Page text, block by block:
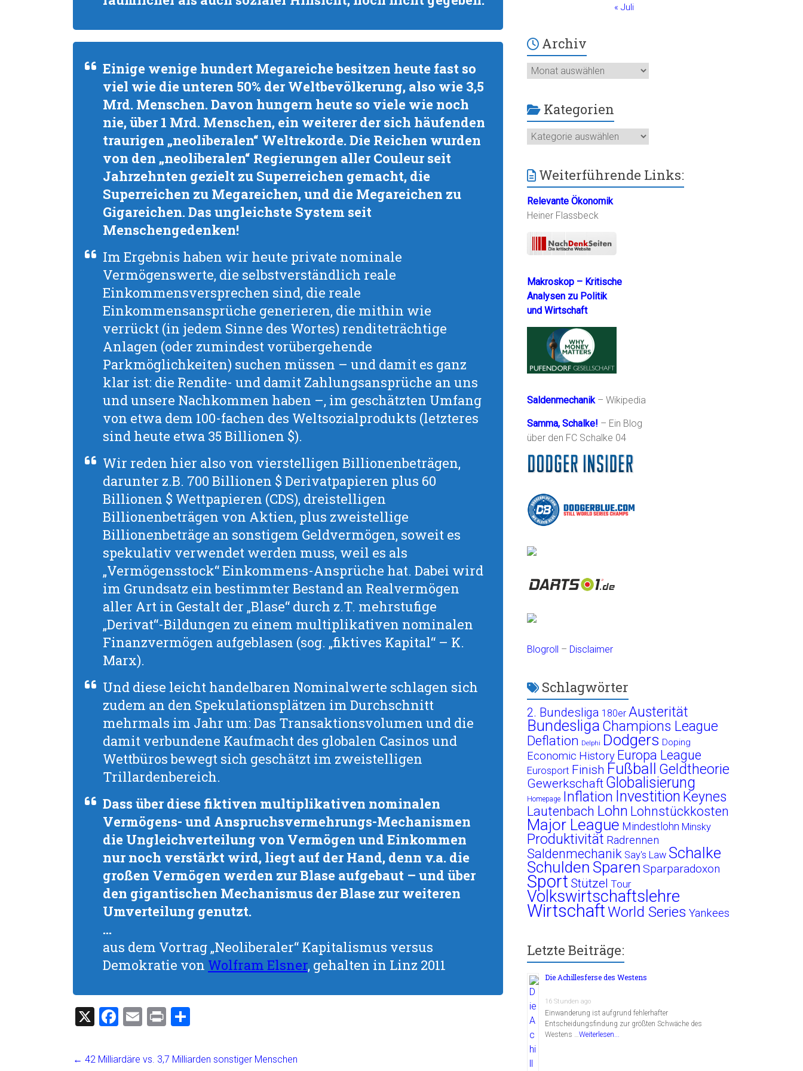
Einige wenige hundert Megareiche besitzen heute fast so
viel wie die unteren 50% der Weltbevölkerung, also wie 3,5
Mrd. Menschen. Davon hungern heute so viele wie noch
nie, über 1 Mrd. Menschen, ein weiterer der sich häufenden
traurigen „neoliberalen“ Weltrekorde. Die Reichen wurden
von den „neoliberalen“ Regierungen aller Couleur seit
Jahrzehnten gezielt zu Superreichen gemacht, die
Superreichen zu Megareichen, und die Megareichen zu
Gigareichen. Das ungleichste System seit
Menschengedenken!
Im Ergebnis haben wir heute private nominale
Vermögenswerte, die selbstverständlich reale
Einkommensversprechen sind, die reale
Einkommensansprüche generieren, die mithin wie
verrückt (in jedem Sinne des Wortes) renditeträchtige
Anlagen (oder zumindest vorübergehende
Parkmöglichkeiten) suchen müssen – und damit es ganz
klar ist: die Rendite- und damit Zahlungsansprüche an uns
und unsere Nachkommen haben –, im geschätzten Umfang
von etwa dem 100-fachen des Weltsozialprodukts (letzteres
sind heute etwa 35 Billionen $).
Wir reden hier also von vierstelligen Billionenbeträgen,
darunter z.B. 700 Billionen $ Derivatpapieren plus 60
Billionen $ Wettpapieren (CDS), dreistelligen
Billionenbeträgen von Aktien, plus zweistellige
Billionenbeträge an sonstigem Geldvermögen, soweit es
spekulativ verwendet werden muss, weil es als
„Vermögensstock“ Einkommens-Ansprüche hat. Dabei wird
im Grundsatz ein bestimmter Bestand an Realvermögen
aller Art in Gestalt der „Blase“ durch z.T. mehrstufige
„Derivat“-Bildungen zu einem multiplikativen nominalen
Finanzvermögen aufgeblasen (sog. „fiktives Kapital“ – K.
Marx).
Und diese leicht handelbaren Nominalwerte schlagen sich
zudem an den Spekulationsplätzen im Durchschnitt
mehrmals im Jahr um: Das Transaktionsvolumen und die
damit verbundene Kaufmacht des globalen Casinos und
Wettbüros bewegt sich geschätzt im zweistelligen
Trillardenbereich.
Dass über diese fiktiven multiplikativen nominalen
Vermögens- und Anspruchsvermehrungs-Mechanismen
die Ungleichverteilung von Vermögen und Einkommen
nur noch verstärkt wird, liegt auf der Hand, denn v.a. die
großen Vermögen werden zur Blase aufgebaut – und über
den gigantischen Mechanismus der Blase zur weiteren
Umverteilung genutzt.
…
aus dem Vortrag „Neoliberaler“ Kapitalismus versus
Demokratie von Wolfram Elsner, gehalten in Linz 2011
X
F
ce
E
ai
Pr
t
e
← 42 Milliardäre vs. 3,7 Milliarden sonstiger Menschen
« Juli
Archiv
Archiv
Kategorien
Kategorien
Weiterführende Links:
Relevante Ökonomik
Heiner Flassbeck
Makroskop – Kritische
Analysen zu Politik
und Wirtschaft
Saldenmechanik– Wikipedia
Samma, Schalke! – Ein Blog
über den FC Schalke 04
Blogroll – Disclaimer
Schlagwörter
2. Bundesliga 180er Austerität
Bundesliga Champions League
Deflation Delphi Dodgers Doping
Economic History Europa League
Eurosport Finish Fußball Geldtheorie
Gewerkschaft Globalisierung
Homepage Inflation Investition Keynes
Lautenbach Lohn Lohnstückkosten
Major League Mindestlohn Minsky
Produktivität Radrennen
Saldenmechanik Say's Law Schalke
Schulden Sparen Sparparadoxon
Sport Stützel Tour
Volkswirtschaftslehre
WirtschaftWorld Series Yankees
Letzte Beiträge:
Die Achillesferse des Westens
16 Stunden ago
Einwanderung ist aufgrund fehlerhafter
Entscheidungsfindung zur größten Schwäche des
Westens …Weiterlesen...